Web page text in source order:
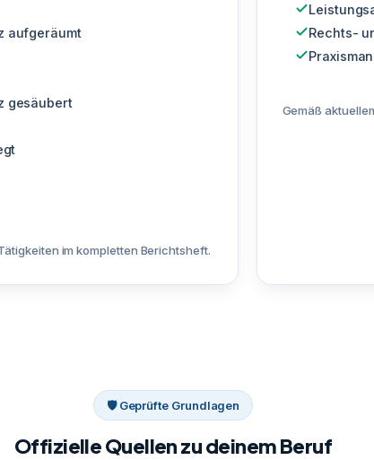
aufgeräumt
gesäubert
im kompletten Berichtsheft.
Rechts-
Gemäß
🛡 Geprüfte Grundlagen
Offizielle Quellen zu deinem Beruf